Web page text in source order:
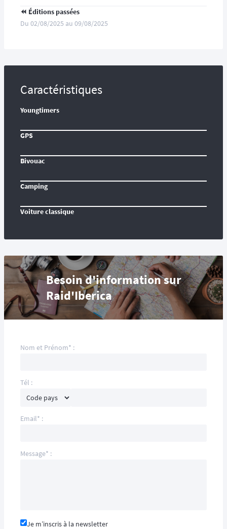
⏪️ Éditions passées
Du 02/08/2025 au 09/08/2025
Caractéristiques
Youngtimers
GPS
Bivouac
Camping
Voiture classique
Besoin d'information sur
Raid'Iberica
Nom et Prénom* :
Tél :
Email* :
Message* :
Je m’inscris à la newsletter